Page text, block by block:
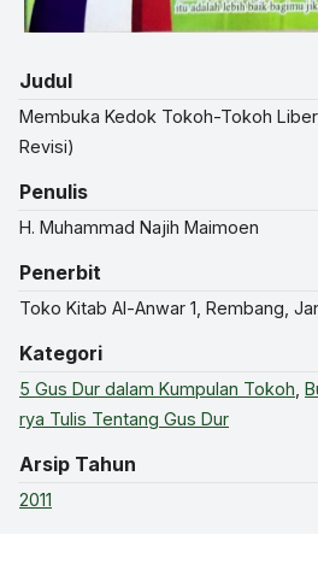
Judul
Membuka Kedok Tokoh-Tokoh
Revisi)
Penulis
H. Muhammad Najih Maimoen
Penerbit
Toko Kitab Al-Anwar 1, Rembang,
Kategori
5 Gus Dur dalam Kumpulan Tokoh
rya Tulis Tentang Gus Dur
Arsip Tahun
2011